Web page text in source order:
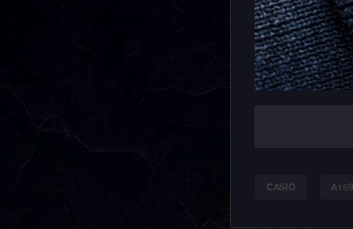
CASIO A159